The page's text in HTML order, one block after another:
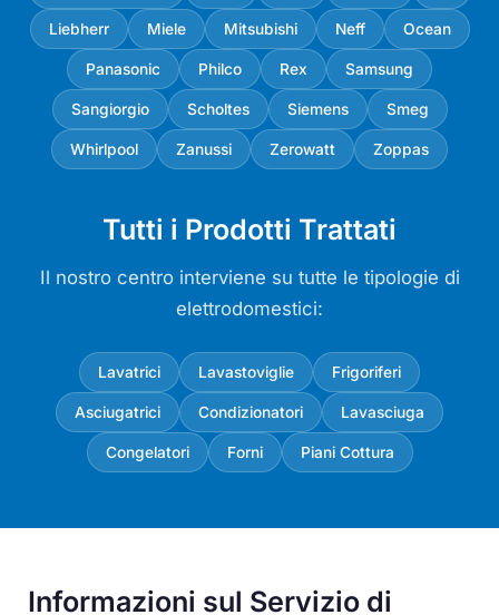
Liebherr Miele Mitsubishi Neff Ocean
Panasonic Philco Rex Samsung
Sangiorgio Scholtes Siemens Smeg
Whirlpool Zanussi Zerowatt Zoppas
Tutti i Prodotti Trattati
Il nostro centro interviene su tutte le tipologie di
elettrodomestici:
Lavatrici Lavastoviglie Frigoriferi
Asciugatrici Condizionatori Lavasciuga
Congelatori Forni Piani Cottura
Informazioni sul Servizio di